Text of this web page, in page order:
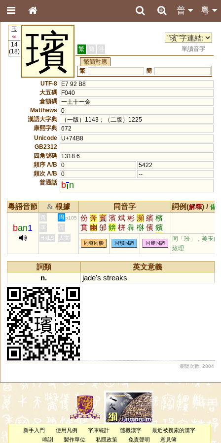
粵
普
玉
96
14
(18)
璸 繁 簡 港
單讀音字
繁簡對應
繁
簡
UTF-8
E7 92 B8
大五碼
F040
倉頡碼 一土十一金
Matthews
0
漢語大字典
（一版）1143；（二版）1225
康熙字典 672
Unicode
U+74B8
GB2312
四角號碼
1318.6
頻序 A/B
0
5422
頻次 A/B
0
--
普通話
b n
粵語音節 & 根據 同音字 詞例(解釋) / 備
ban1
黃 周 p105 份 奔 賓 濱 斌 彬 瀕 繽 檳
賁 豳 邠 錛 栟 犇 椕 儐 鑌
蠙 泍 渀 玢 攽 驞 汃 礗 豩
虨 霦 鐼 蟦
李
何
HKLS
人文
同聲同韻 同韻同調 同聲同調
同「玢 」，美玉的
紋理
詞類
英文意義
n.
jade's streaks
瀏覽次數: 2804
新手入門 使用凡例 字庫統計 隨機漢字
最近被搜索的漢字
鳴謝
製作單位 私隱政策 免責聲明 意見簿